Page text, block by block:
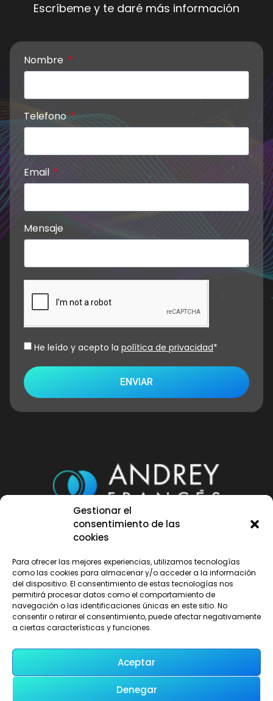
Gestionar el
consentimiento de las
cookies
Para ofrecer las mejores experiencias, utilizamos tecnologías
como las cookies para almacenar y/o acceder a la información
del dispositivo. El consentimiento de estas tecnologías nos
permitirá procesar datos como el comportamiento de
navegación o las identificaciones únicas en este sitio. No
consentir o retirar el consentimiento, puede afectar negativamente
a ciertas características y funciones.
Aceptar
Denegar
Escríbeme y te daré más información
Nombre
Telefono
Email
Mensaje
He leído y acepto la política de privacidad*
ENVIAR
652 829 748|sonido@andreyfrances.com |
Avd.
de América, 50007 Zaragoza
Copyright © 2024 Andrey Francés |Aviso legal
Política de privacidad |Política de cookies